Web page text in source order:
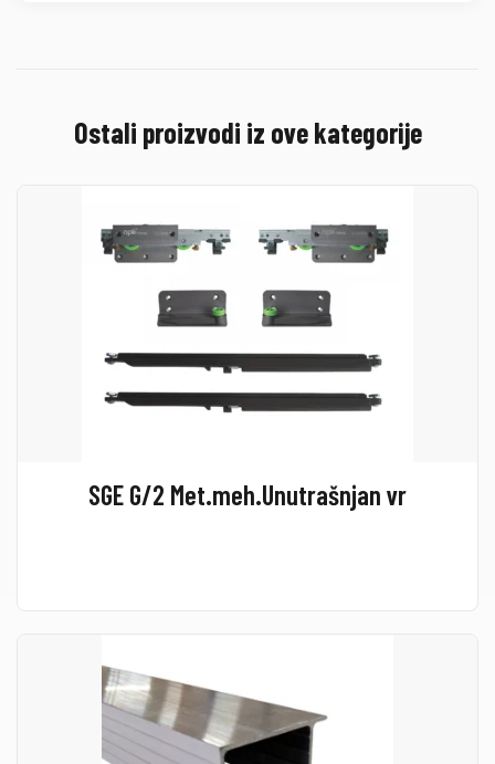
Ostali proizvodi iz ove kategorije
SGE G/2 Met.meh.Unutrašnjan vr